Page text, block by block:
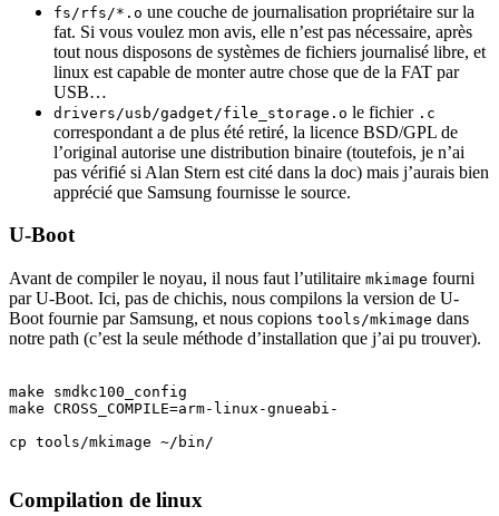
fs/rfs/*.o une couche de journalisation propriétaire sur la
fat. Si vous voulez mon avis, elle n’est pas nécessaire, après
tout nous disposons de systèmes de fichiers journalisé libre, et
linux est capable de monter autre chose que de la FAT par
USB…
drivers/usb/gadget/file_storage.o le fichier .c
correspondant a de plus été retiré, la licence BSD/GPL de
l’original autorise une distribution binaire (toutefois, je n’ai
pas vérifié si Alan Stern est cité dans la doc) mais j’aurais bien
apprécié que Samsung fournisse le source.
U-Boot
Avant de compiler le noyau, il nous faut l’utilitaire mkimage fourni
par U-Boot. Ici, pas de chichis, nous compilons la version de U-
Boot fournie par Samsung, et nous copions tools/mkimage dans
notre path (c’est la seule méthode d’installation que j’ai pu trouver).
make smdkc100_config
make CROSS_COMPILE=arm-linux-gnueabi-
cp tools/mkimage ~/bin/
Compilation de linux